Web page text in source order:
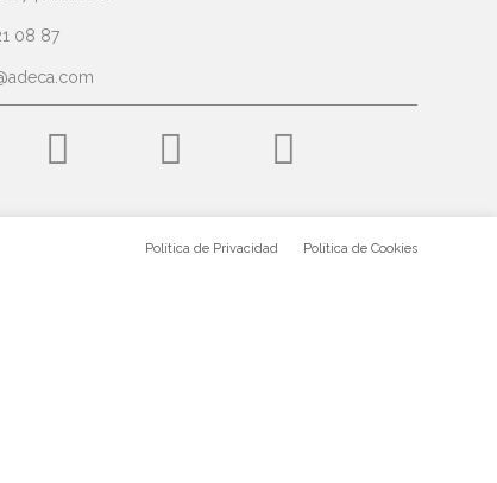
08 87
Política de Privacidad Política de Cookies